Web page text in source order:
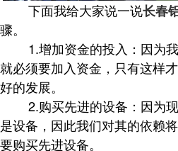
下面我给大家说一说长春
骤。
1.增加资金的投入：因为我
就必须要加入资金，只有这样
好的发展。
2.购买先进的设备：因为现
是设备，因此我们对其的依赖
要购买先进设备。